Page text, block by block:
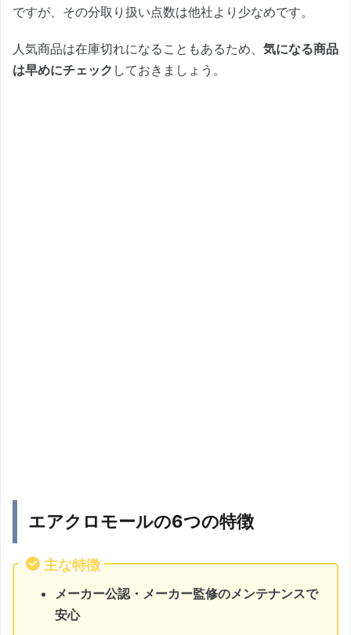
ですが、その分取り扱い点数は他社より少なめです。
人気商品は在庫切れになることもあるため、 気になる商品
は早めにチェック しておきましょう。
エアクロモールの6つの特徴
主な特徴
メーカー公認・メーカー監修のメンテナンスで
安心